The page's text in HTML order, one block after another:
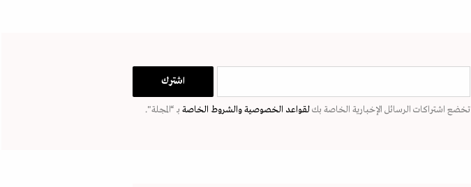
تخضع اشتراكات الرسائل الإخبارية الخاصة بكلقواعد الخصوصيةوالشروط الخاصة بـ “المجلة".